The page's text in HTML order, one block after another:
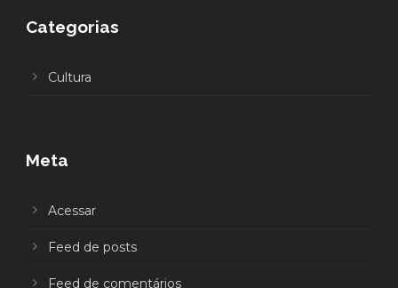
Categorias
Cultura
Meta
Acessar
Feed de posts
Feed de comentários